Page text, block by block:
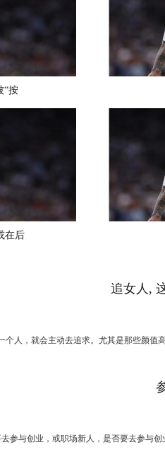
“按
在后
追女人,
，就会主动去追求。尤其是那些颜值
与创业，或职场新人，是否要去参与创